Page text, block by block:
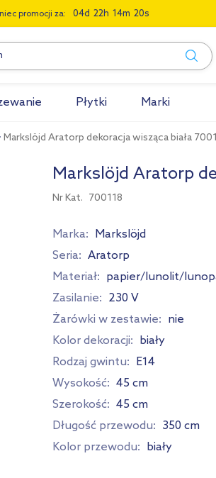
promocji za: 04 22 14 19
Płytki Marki
Markslöjd Aratorp dekoracja wisząca biała
Markslöjd Aratorp
Nr Kat. 700118
Marka: Markslöjd
Seria: Aratorp
Materiał: papier/lunolit/
Zasilanie: 230 V
Żarówki w zestawie: nie
Kolor dekoracji: biały
Rodzaj gwintu: E14
Wysokość: 45 cm
Szerokość: 45 cm
Długość przewodu: 350 cm
Kolor przewodu: biały